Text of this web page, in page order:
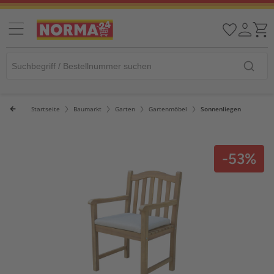
Startseite Baumarkt Garten Gartenmöbel Sonnenliegen
-53%